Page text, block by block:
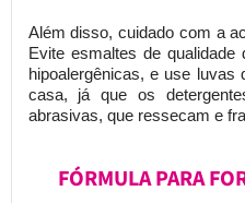
Além disso, cuidado com a
Evite esmaltes de
hipoalergênicas, e use
casa, já que os
abrasivas, que ressecam e
FÓRMULA PARA